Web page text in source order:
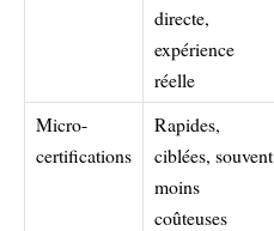
directe,
expérience
réelle
Micro-
certifications
Rapides,
ciblées, souvent
moins
coûteuses